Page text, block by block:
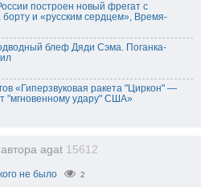
построен новый фрегат с
и «русским сердцем», Время-
блеф Дяди Сэма. Поганка-
«Гиперзвуковая ракета "Циркон" —
"мгновенному удару" США»
agat 15612
не было 2